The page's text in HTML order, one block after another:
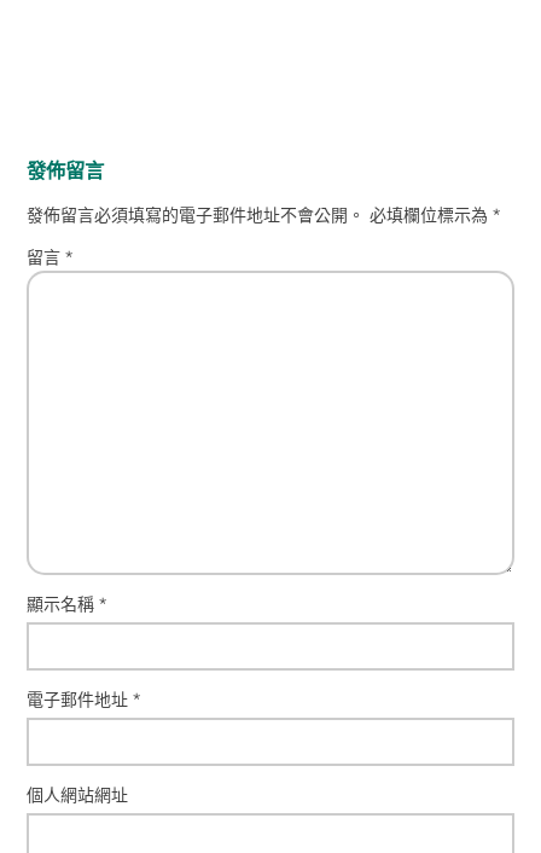
發佈留言
發佈留言必須填寫的電子郵件地址不會公開。 必填欄位標示為*
留言*
顯示名稱*
電子郵件地址*
個人網站網址